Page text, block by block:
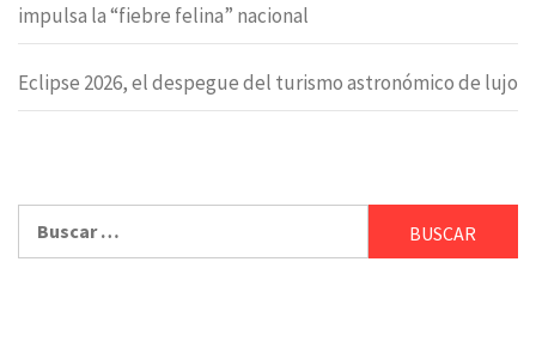
impulsa la “fiebre felina” nacional
Eclipse 2026, el despegue del turismo astronómico de lujo